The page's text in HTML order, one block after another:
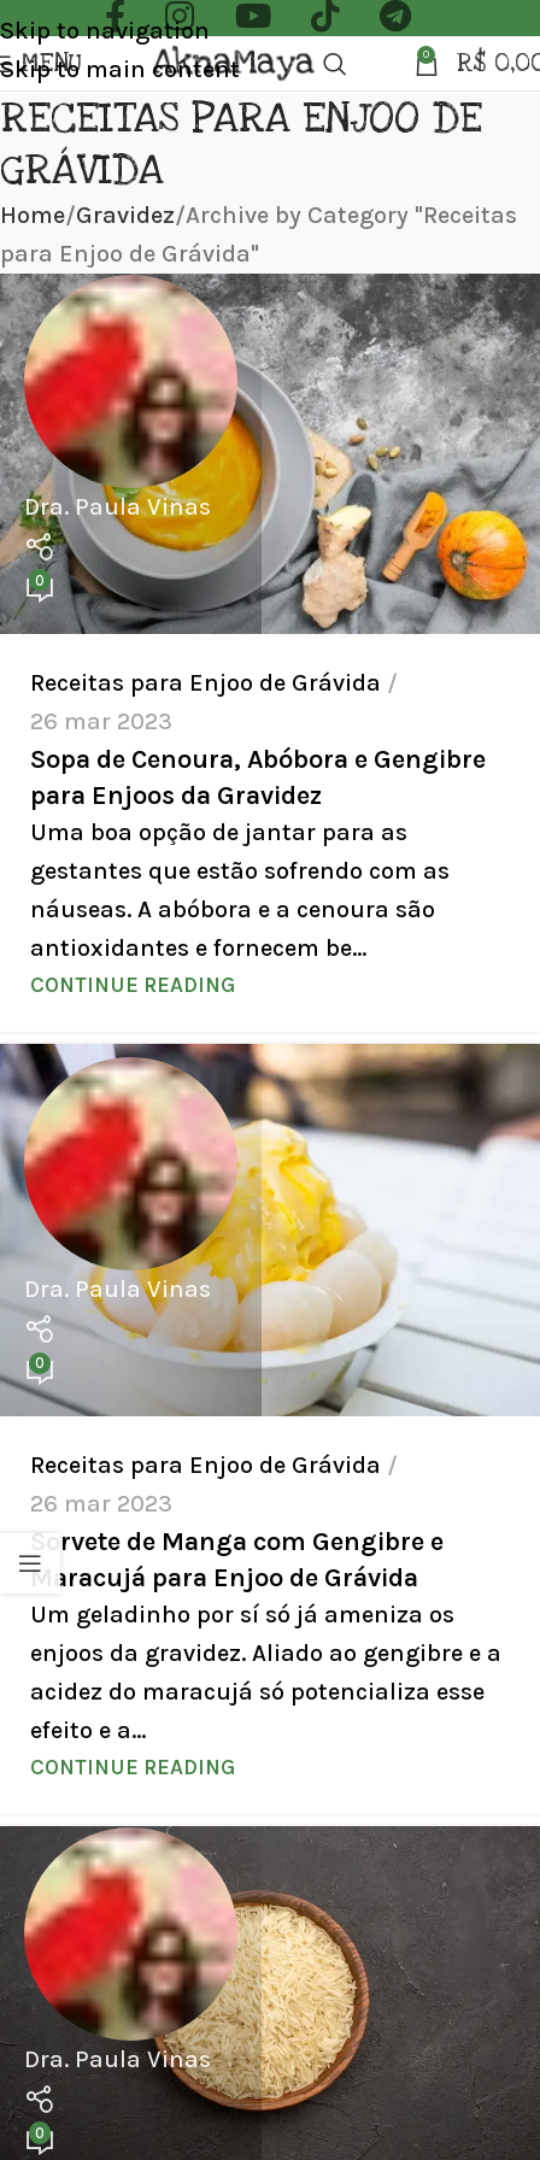
Skip to navigation
Skip to main content
MENU 0 R$
RECEITAS PARA ENJOO DE
GRÁVIDA
Home Gravidez Archive by Category "Receitas
para Enjoo de Grávida"
Dra. Paula Vinas
0
Receitas para Enjoo de Grávida
26 mar 2023
Sopa de Cenoura, Abóbora e Gengibre
para Enjoos da Gravidez
Uma boa opção de jantar para as
gestantes que estão sofrendo com as
náuseas. A abóbora e a cenoura são
antioxidantes e fornecem be...
CONTINUE READING
Dra. Paula Vinas
0
Receitas para Enjoo de Grávida
26 mar 2023
Sorvete de Manga com Gengibre e
Maracujá para Enjoo de Grávida
Um geladinho por sí só já ameniza os
enjoos da gravidez. Aliado ao gengibre e a
acidez do maracujá só potencializa esse
efeito e a...
CONTINUE READING
Dra. Paula Vinas
0